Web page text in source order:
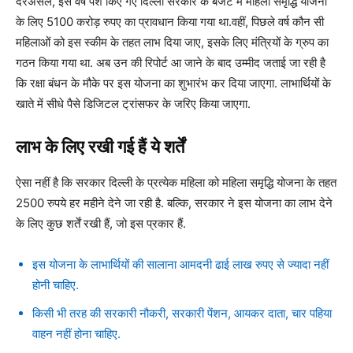
के लिए 5100 करोड़ रुपए का प्रावधान किया गया था.वहीं, पिछले वर्ष कौन सी
महिलाओं को इस स्कीम के तहत लाभ दिया जाए, इसके लिए मंत्रियों के ग्रुप का
गठन किया गया था. अब उन की रिपोर्ट आ जाने के बाद उम्मीद जताई जा रही है
कि रक्षा बंधन के मौके पर इस योजना का शुभारंभ कर दिया जाएगा. लाभार्थियों के
खाते में सीधे पैसे डिजिटल ट्रांसफर के जरिए किया जाएगा.
लाभ के लिए रखी गई हैं ये शर्तें
ऐसा नहीं है कि सरकार दिल्ली के प्रत्येक महिला को महिला समृद्धि योजना के तहत
2500 रुपये हर महीने देने जा रही है. बल्कि, सरकार ने इस योजना का लाभ देने
के लिए कुछ शर्तें रखी हैं, जो इस प्रकार हैं.
इस योजना के लाभार्थियों की सालाना आमदनी ढाई लाख रुपए से ज्यादा नहीं
होनी चाहिए.
किसी भी तरह की सरकारी नौकरी, सरकारी पेंशन, आयकर दाता, चार पहिया
वाहन नहीं होना चाहिए.